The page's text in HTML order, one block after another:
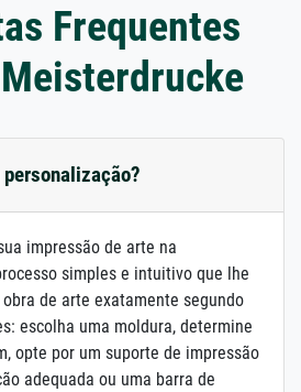
Frequentes
impressão de arte na
simples e intuitivo que lhe
de arte exatamente segundo
escolha uma moldura, determine
opte por um suporte de impressão
adequada ou uma barra de